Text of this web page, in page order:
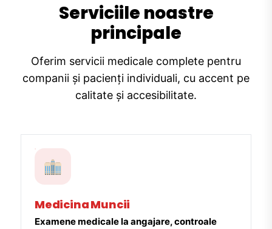
Serviciile noastre
principale
Oferim servicii medicale complete pentru
companii și pacienți individuali, cu accent pe
calitate și accesibilitate.
Medicina Muncii
Examene medicale la angajare, controale